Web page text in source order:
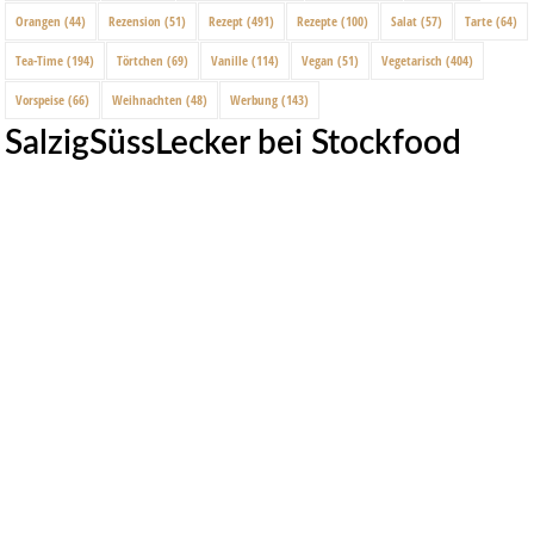
Orangen (44) Rezension (51) Rezept (491) Rezepte (100) Salat (57) Tarte (64)
Tea-Time (194) Törtchen (69) Vanille (114) Vegan (51) Vegetarisch (404)
Vorspeise (66) Weihnachten (48) Werbung (143)
SalzigSüssLecker bei Stockfood